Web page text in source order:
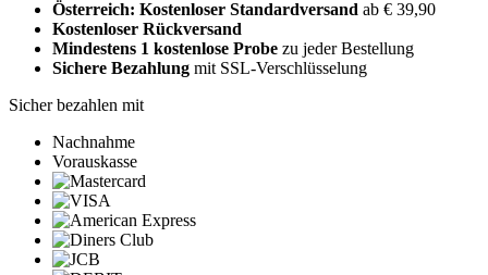
Österreich: Kostenloser Standardversand ab € 39,90
Kostenloser Rückversand
Mindestens 1 kostenlose Probe zu jeder Bestellung
Sichere Bezahlung mit SSL-Verschlüsselung
Sicher bezahlen mit
Nachnahme
Vorauskasse